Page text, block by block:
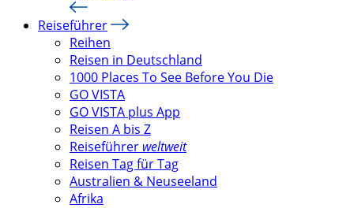
Reiseführer
Reihen
Reisen in Deutschland
1000 Places To See Before You Die
GO VISTA
GO VISTA plus App
Reisen A bis Z
Reiseführer weltweit
Reisen Tag für Tag
Australien & Neuseeland
Afrika